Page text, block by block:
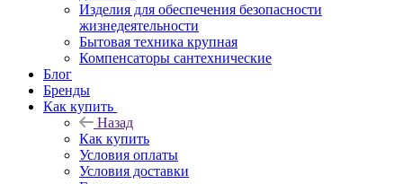
Изделия для обеспечения безопасности
жизнедеятельности
Бытовая техника крупная
Компенсаторы сантехнические
Блог
Бренды
Как купить
Назад
Как купить
Условия оплаты
Условия доставки